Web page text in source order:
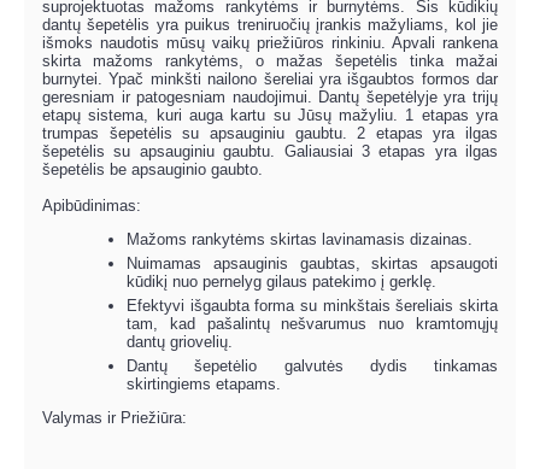
suprojektuotas mažoms rankytėms ir burnytėms. Šis kūdikių
dantų šepetėlis yra puikus treniruočių įrankis mažyliams, kol jie
išmoks naudotis mūsų vaikų priežiūros rinkiniu. Apvali rankena
skirta mažoms rankytėms, o mažas šepetėlis tinka mažai
burnytei. Ypač minkšti nailono šereliai yra išgaubtos formos dar
geresniam ir patogesniam naudojimui. Dantų šepetėlyje yra trijų
etapų sistema, kuri auga kartu su Jūsų mažyliu. 1 etapas yra
trumpas šepetėlis su apsauginiu gaubtu. 2 etapas yra ilgas
šepetėlis su apsauginiu gaubtu. Galiausiai 3 etapas yra ilgas
šepetėlis be apsauginio gaubto.
Apibūdinimas:
Mažoms rankytėms skirtas lavinamasis dizainas.
Nuimamas apsauginis gaubtas, skirtas apsaugoti
kūdikį nuo pernelyg gilaus patekimo į gerklę.
Efektyvi išgaubta forma su minkštais šereliais skirta
tam, kad pašalintų nešvarumus nuo kramtomųjų
dantų griovelių.
Dantų šepetėlio galvutės dydis tinkamas
skirtingiems etapams.
Valymas ir Priežiūra: